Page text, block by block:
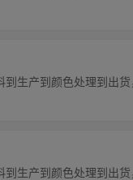
生产到颜色处理到出
生产到颜色处理到出